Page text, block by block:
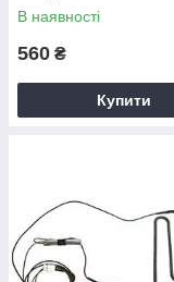
В наявності
560 ₴
Купити